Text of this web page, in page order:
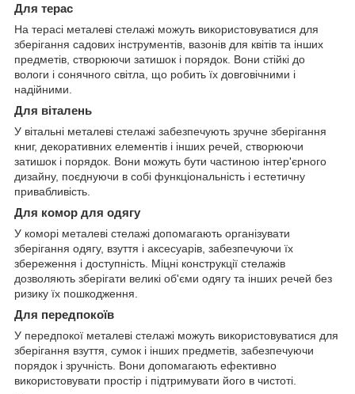
Для терас
На терасі металеві стелажі можуть використовуватися для
зберігання садових інструментів, вазонів для квітів та інших
предметів, створюючи затишок і порядок. Вони стійкі до
вологи і сонячного світла, що робить їх довговічними і
надійними.
Для віталень
У вітальні металеві стелажі забезпечують зручне зберігання
книг, декоративних елементів і інших речей, створюючи
затишок і порядок. Вони можуть бути частиною інтер'єрного
дизайну, поєднуючи в собі функціональність і естетичну
привабливість.
Для комор для одягу
У коморі металеві стелажі допомагають організувати
зберігання одягу, взуття і аксесуарів, забезпечуючи їх
збереження і доступність. Міцні конструкції стелажів
дозволяють зберігати великі об'єми одягу та інших речей без
ризику їх пошкодження.
Для передпокоїв
У передпокої металеві стелажі можуть використовуватися для
зберігання взуття, сумок і інших предметів, забезпечуючи
порядок і зручність. Вони допомагають ефективно
використовувати простір і підтримувати його в чистоті.